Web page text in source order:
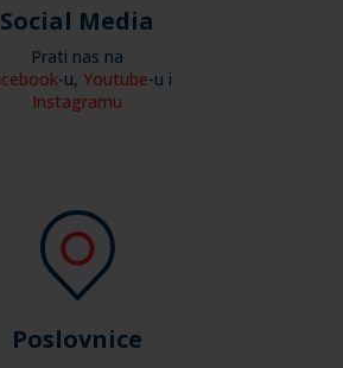
Social Media
Prati nas na
-u, Youtube-u i
Instagramu
Poslovnice